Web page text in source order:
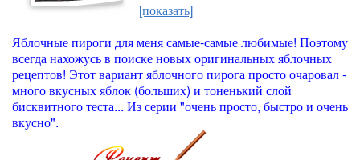
[показать]
Яблочные пироги для меня самые-самые любимые! Поэтому
всегда нахожусь в поиске новых оригинальных яблочных
рецептов! Этот вариант яблочного пирога просто очаровал -
много вкусных яблок (больших) и тоненький слой
бисквитного теста... Из серии "очень просто, быстро и очень
вкусно".